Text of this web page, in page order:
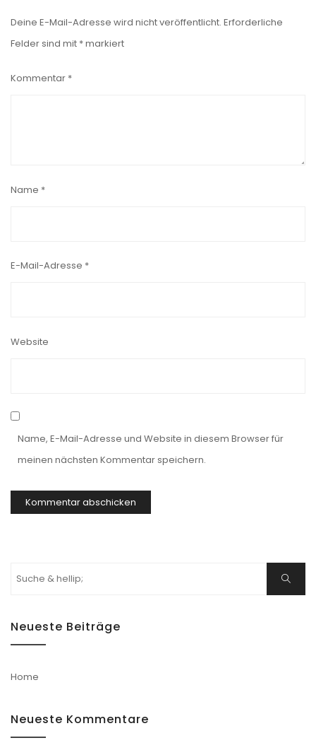
Deine E-Mail-Adresse wird nicht veröffentlicht. Erforderliche
Felder sind mit *markiert
Kommentar *
Name *
E-Mail-Adresse *
Website
Name, E-Mail-Adresse und Website in diesem Browser für
meinen nächsten Kommentar speichern.
Suchen
Suche
Neueste Beiträge
Home
Neueste Kommentare